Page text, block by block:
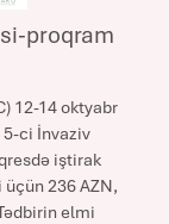
proqram
12-14 oktyabr
ci İnvaziv
iştirak
236 AZN,
elmi